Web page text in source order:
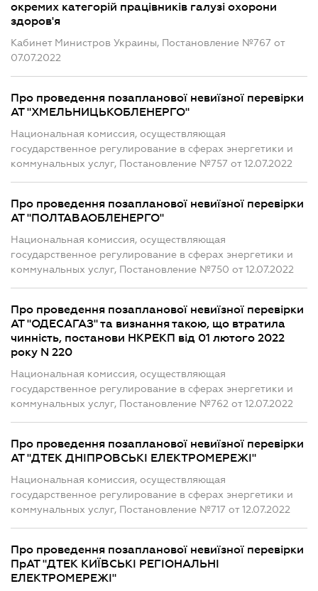
окремих категорій працівників галузі охорони
здоров'я
Кабинет Министров Украины, Постановление №767 от
07.07.2022
Про проведення позапланової невиїзної перевірки
АТ "ХМЕЛЬНИЦЬКОБЛЕНЕРГО"
Национальная комиссия, осуществляющая
государственное регулирование в сферах энергетики и
коммунальных услуг, Постановление №757 от 12.07.2022
Про проведення позапланової невиїзної перевірки
АТ "ПОЛТАВАОБЛЕНЕРГО"
Национальная комиссия, осуществляющая
государственное регулирование в сферах энергетики и
коммунальных услуг, Постановление №750 от 12.07.2022
Про проведення позапланової невиїзної перевірки
АТ "ОДЕСАГАЗ" та визнання такою, що втратила
чинність, постанови НКРЕКП від 01 лютого 2022
року N 220
Национальная комиссия, осуществляющая
государственное регулирование в сферах энергетики и
коммунальных услуг, Постановление №762 от 12.07.2022
Про проведення позапланової невиїзної перевірки
АТ "ДТЕК ДНІПРОВСЬКІ ЕЛЕКТРОМЕРЕЖІ"
Национальная комиссия, осуществляющая
государственное регулирование в сферах энергетики и
коммунальных услуг, Постановление №717 от 12.07.2022
Про проведення позапланової невиїзної перевірки
ПрАТ "ДТЕК КИЇВСЬКІ РЕГІОНАЛЬНІ
ЕЛЕКТРОМЕРЕЖІ"